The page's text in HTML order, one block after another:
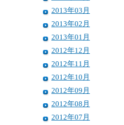
2013年03月
2013年02月
2013年01月
2012年12月
2012年11月
2012年10月
2012年09月
2012年08月
2012年07月